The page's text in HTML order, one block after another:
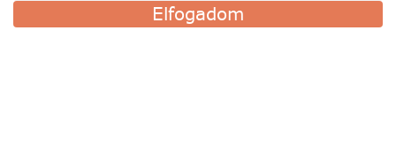
Elfogadom